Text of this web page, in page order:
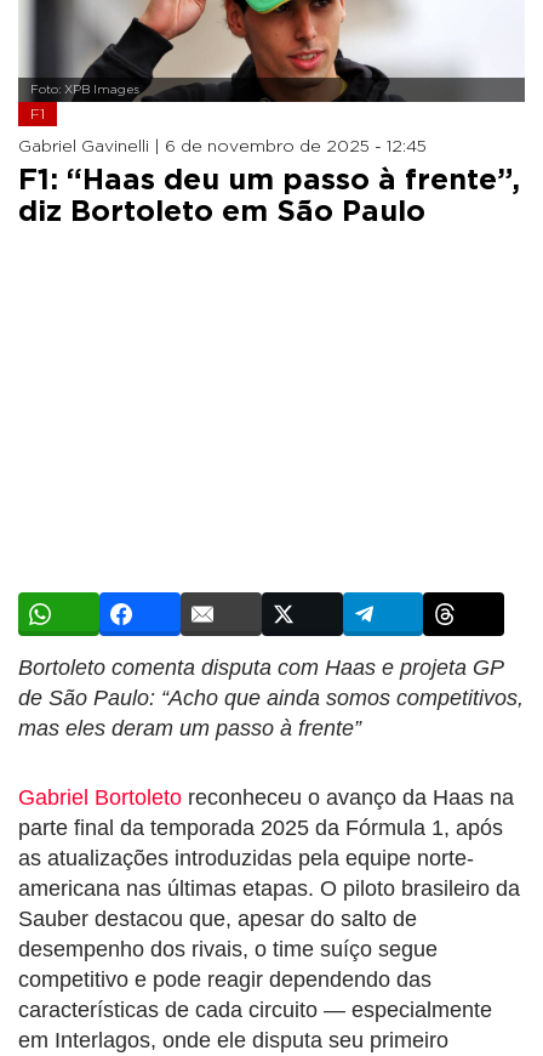
Foto: XPB Images
F1
Gabriel Gavinelli | 6 de novembro de 2025 - 12:45
F1: “Haas deu um passo à frente”,
diz Bortoleto em São Paulo
Bortoleto comenta disputa com Haas e projeta GP
de São Paulo: “Acho que ainda somos competitivos,
mas eles deram um passo à frente”
Gabriel Bortoleto reconheceu o avanço da Haas na
parte final da temporada 2025 da Fórmula 1, após
as atualizações introduzidas pela equipe norte-
americana nas últimas etapas. O piloto brasileiro da
Sauber destacou que, apesar do salto de
desempenho dos rivais, o time suíço segue
competitivo e pode reagir dependendo das
características de cada circuito — especialmente
em Interlagos, onde ele disputa seu primeiro